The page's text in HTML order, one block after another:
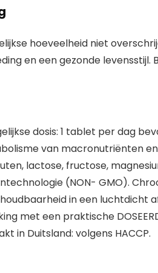
hoeveelheid niet
en een gezonde
dosis: 1 tablet per
van macronutriënten
lactose, fructose,
(NON- GMO).
houdbaarheid in een
met een praktische
in Duitsland: volgens HACCP.